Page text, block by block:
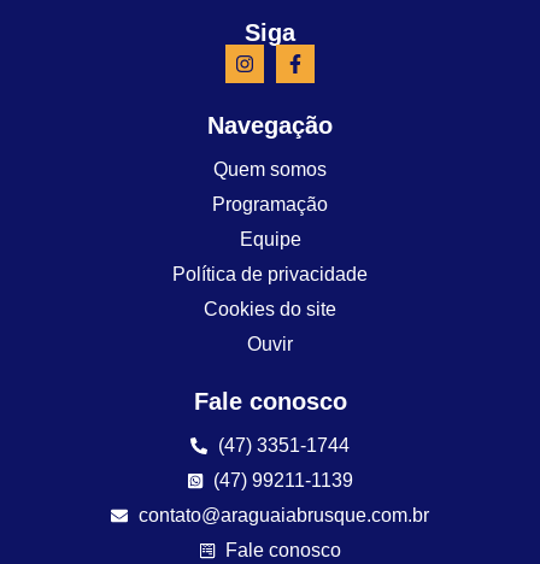
Siga
Navegação
Quem somos
Programação
Equipe
Política de privacidade
Cookies do site
Ouvir
Fale conosco
(47) 3351-1744
(47) 99211-1139
contato@araguaiabrusque.com.br
Fale conosco